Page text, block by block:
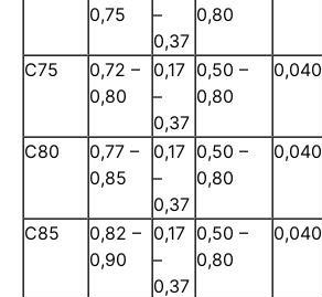
0,75
–
0,37
0,80
C75
0,72 –
0,80
0,17
–
0,37
0,50 –
0,80
0,040
C80
0,77 –
0,85
0,17
–
0,37
0,50 –
0,80
0,040
C85
0,82 –
0,90
0,17
–
0,37
0,50 –
0,80
0,040